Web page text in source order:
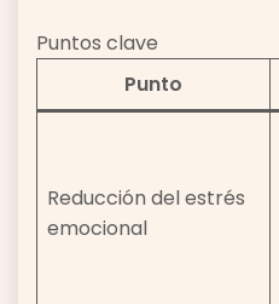
Puntos clave
Punto
Reducción del estrés
emocional